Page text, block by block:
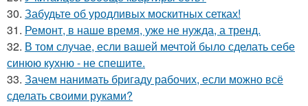
30. Забудьте об уродливых москитных сетках!
31. Ремонт, в наше время, уже не нужда, а тренд.
32. В том случае, если вашей мечтой было сделать себе
синюю кухню - не спешите.
33. Зачем нанимать бригаду рабочих, если можно всё
сделать своими руками?